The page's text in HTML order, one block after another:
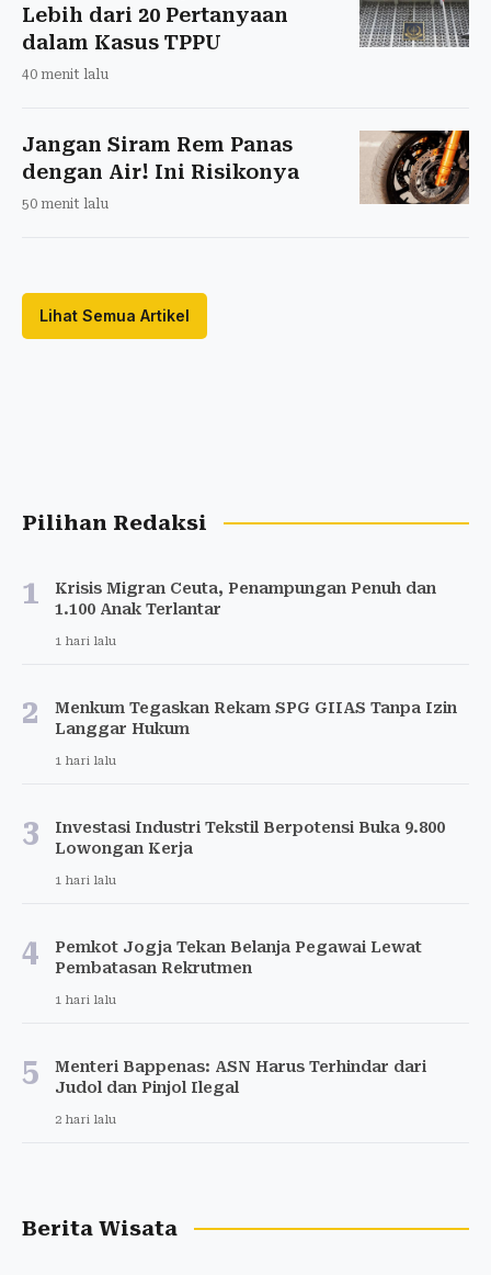
Lebih dari 20 Pertanyaan
dalam Kasus TPPU
40 menit lalu
Jangan Siram Rem Panas
dengan Air! Ini Risikonya
50 menit lalu
Lihat Semua Artikel
Pilihan Redaksi
1
Krisis Migran Ceuta, Penampungan Penuh dan
1.100 Anak Terlantar
1 hari lalu
2
Menkum Tegaskan Rekam SPG GIIAS Tanpa Izin
Langgar Hukum
1 hari lalu
3
Investasi Industri Tekstil Berpotensi Buka 9.800
Lowongan Kerja
1 hari lalu
4
Pemkot Jogja Tekan Belanja Pegawai Lewat
Pembatasan Rekrutmen
1 hari lalu
5
Menteri Bappenas: ASN Harus Terhindar dari
Judol dan Pinjol Ilegal
2 hari lalu
Berita Wisata